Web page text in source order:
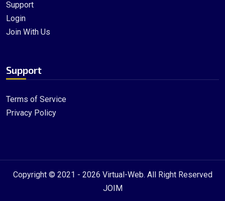
Support
Login
Join With Us
Support
Terms of Service
Privacy Policy
Copyright © 2021 - 2026 Virtual-Web. All Right Reserved
JOIM